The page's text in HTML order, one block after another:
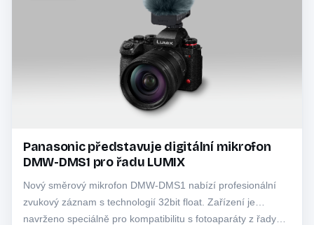
Panasonic představuje digitální mikrofon
DMW-DMS1 pro řadu LUMIX
Nový směrový mikrofon DMW-DMS1 nabízí profesionální
zvukový záznam s technologií 32bit float. Zařízení je
navrženo speciálně pro kompatibilitu s fotoaparáty z řady…